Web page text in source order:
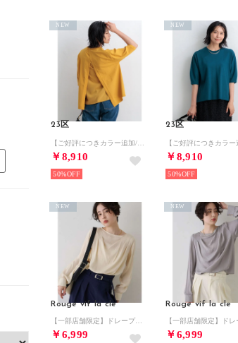
23区
￥8,910
NEW
50%
23区
￥8,910
NEW
50%
Rouge vif la cle
￥6,999
NEW
Rouge vif la cle
￥6,999
NEW